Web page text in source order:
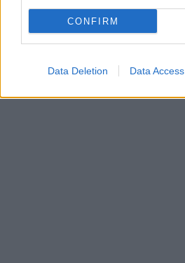
CONFIRM
Data Deletion Data Access